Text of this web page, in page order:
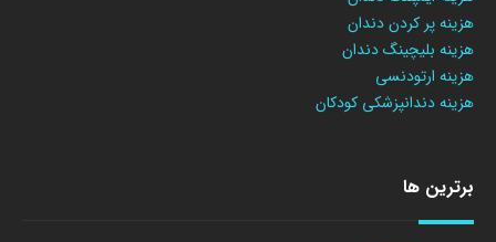
هزینه پر کردن دندان
هزینه بلیچینگ دندان
هزینه ارتودنسی
هزینه دندانپزشکی کودکان
برترین ها